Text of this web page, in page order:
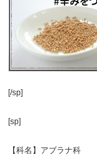
[/sp]
[sp]
【科名】アブラナ科